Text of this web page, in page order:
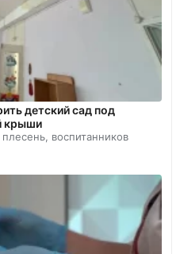
детский сад под
крыши
воспитанников